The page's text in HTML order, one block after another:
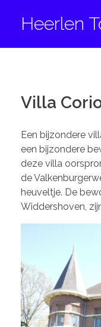
Heerlen
FACEBOOK
Villa
Een bijzondere
een bijzondere
deze villa
de
heuveltje. De
Widdershoven,